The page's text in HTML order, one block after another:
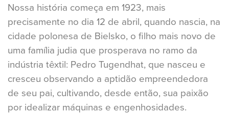
Nossa história começa em 1923, mais
precisamente no dia 12 de abril, quando nascia, na
cidade polonesa de Bielsko, o filho mais novo de
uma família judia que prosperava no ramo da
indústria têxtil: Pedro Tugendhat, que nasceu e
cresceu observando a aptidão empreendedora
de seu pai, cultivando, desde então, sua paixão
por idealizar máquinas e engenhosidades.